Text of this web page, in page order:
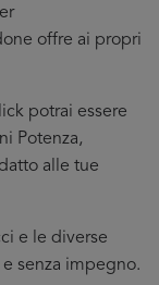
offre ai propri
potrai essere
Potenza,
alle tue
e le diverse
senza impegno.